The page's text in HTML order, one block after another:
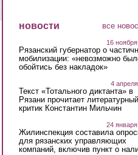
новости все
16
Рязанский губернатор о
мобилизации: «невозможно
обойтись без накладок»
4
Текст «Тотального диктанта» в
Рязани прочитает литературный
критик Константин Мильчин
24
Жилинспекция составила
для рязанских управляющих
компаний, включив пункт о